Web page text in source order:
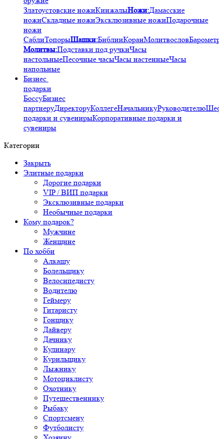
Златоустовские ножиКинжалыНожи:Дамасские
ножиСкладные ножиЭксклюзивные ножиПодарочные
ножи
СаблиТопорыШашки:БиблииКоранМолитвослов
Молитвы:Подставки под ручкиЧасы
настольныеПесочные часыЧасы настенныеЧасы
напольные
Бизнес
подарки
БоссуБизнес
партнеруДиректоруКоллегеНачальникуРуководителю
подарки и сувенирыКорпоративные подарки и
сувениры
Категории
Закрыть
Элитные подарки
Дорогие подарки
VIP / ВИП подарки
Эксклюзивные подарки
Необычные подарки
Кому подарок?
Мужчине
Женщине
По хобби
Алкашу
Болельщику
Велосипедисту
Водителю
Геймеру
Гитаристу
Гонщику
Дайверу
Дачнику
Кулинару
Курильщику
Лыжнику
Мотоциклисту
Охотнику
Путешественнику
Рыбаку
Спортсмену
Футболисту